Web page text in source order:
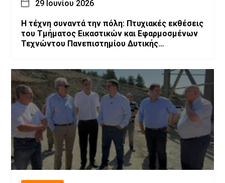
29 Ιουνίου 2026
Η τέχνη συναντά την πόλη: Πτυχιακές εκθέσεις
του Τμήματος Εικαστικών και Εφαρμοσμένων
Τεχνώντου Πανεπιστημίου Δυτικής